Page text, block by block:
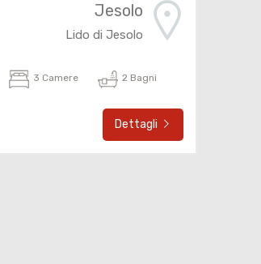
Jesolo
Lido di Jesolo
3 Camere 2 Bagni
Dettagli